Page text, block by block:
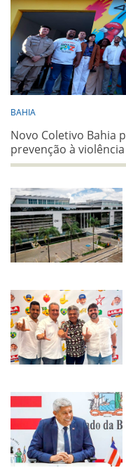
BAHIA
Novo Coletivo Bahia
prevenção à